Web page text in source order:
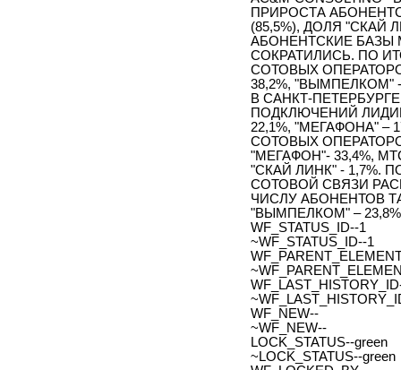
ПРИРОСТА
(85,5%), ДОЛЯ "СКАЙ
АБОНЕНТСКИЕ БАЗЫ
СОКРАТИЛИСЬ. ПО
СОТОВЫХ
38,2%, "ВЫМПЕЛКОМ" -
В САНКТ-
ПОДКЛЮЧЕНИЙ
22,1%, "МЕГАФОНА"
СОТОВЫХ
"МЕГАФОН"- 33,4%,
"СКАЙ ЛИНК" - 1,7%.
СОТОВОЙ СВЯЗИ
ЧИСЛУ АБОНЕНТОВ
"ВЫМПЕЛКОМ" –
WF_STATUS_ID--1
~WF_STATUS_ID--1
WF_NEW--
~WF_NEW--
LOCK_STATUS--green
~LOCK_STATUS--green